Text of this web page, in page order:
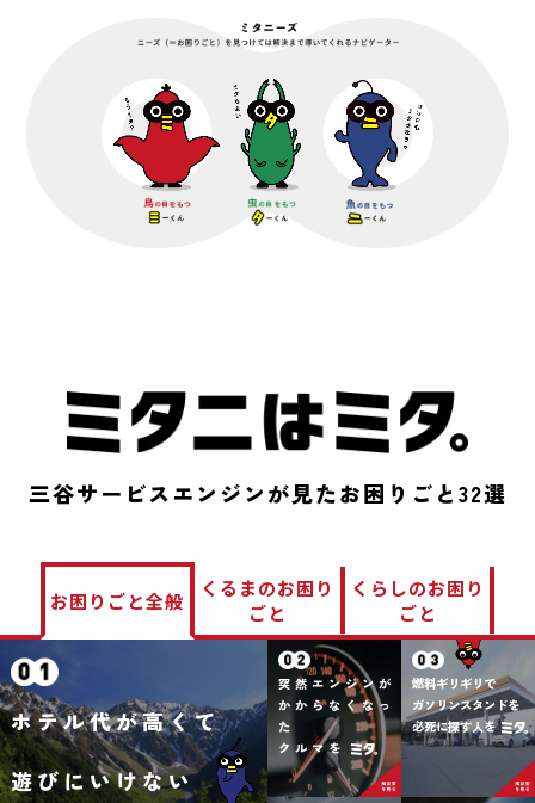
三谷サービスエンジンが見たお困りごと32選
お困りごと全般 くるまのお困り
ごと
くらしのお困り
ごと
ホテル代が高くて
遊びにいけない
突然エンジンが
かからなくなっ
た
クルマを
燃料ギリギリで
ガソリンスタンドを
必死に探す人を